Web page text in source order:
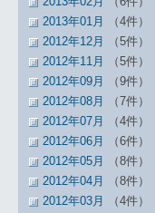
2013年01月
（4件）
2012年12月
（5件）
2012年11月
（5件）
2012年09月
（9件）
2012年08月
（7件）
2012年07月
（4件）
2012年06月
（6件）
2012年05月
（8件）
2012年04月
（8件）
2012年03月
（4件）